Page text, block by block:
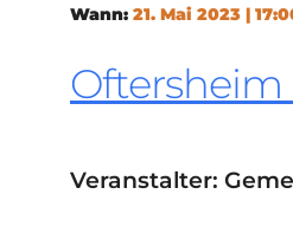
Wann: 21. Mai 2023 |
Veranstalter: